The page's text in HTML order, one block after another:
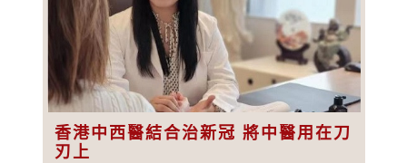
香港中西醫結合治新冠 將中醫用在刀
刃上